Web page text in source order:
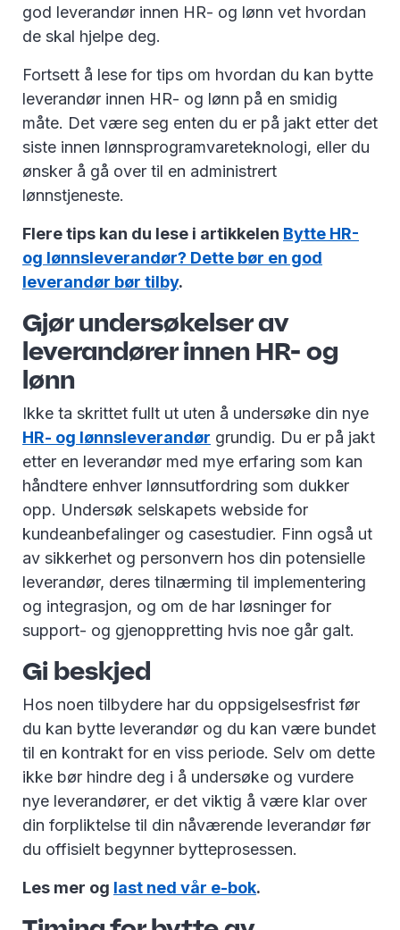
god leverandør innen HR- og lønn vet hvordan
de skal hjelpe deg.
Fortsett å lese for tips om hvordan du kan bytte
leverandør innen HR- og lønn på en smidig
måte. Det være seg enten du er på jakt etter det
siste innen lønnsprogramvareteknologi, eller du
ønsker å gå over til en administrert
lønnstjeneste.
Flere tips kan du lese i artikkelen Bytte HR-
og lønnsleverandør? Dette bør en god
leverandør bør tilby.
Gjør undersøkelser av
leverandører innen HR- og
lønn
Ikke ta skrittet fullt ut uten å undersøke din nye
HR- og lønnsleverandør grundig. Du er på jakt
etter en leverandør med mye erfaring som kan
håndtere enhver lønnsutfordring som dukker
opp. Undersøk selskapets webside for
kundeanbefalinger og casestudier. Finn også ut
av sikkerhet og personvern hos din potensielle
leverandør, deres tilnærming til implementering
og integrasjon, og om de har løsninger for
support- og gjenoppretting hvis noe går galt.
Gi beskjed
Hos noen tilbydere har du oppsigelsesfrist før
du kan bytte leverandør og du kan være bundet
til en kontrakt for en viss periode. Selv om dette
ikke bør hindre deg i å undersøke og vurdere
nye leverandører, er det viktig å være klar over
din forpliktelse til din nåværende leverandør før
du offisielt begynner bytteprosessen.
Les mer og last ned vår e-bok.